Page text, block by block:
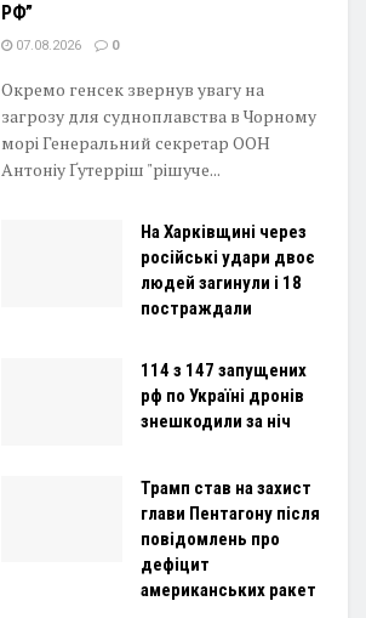
РФ”
07.08.2026 0
Окремо генсек звернув увагу на
загрозу для судноплавства в Чорному
морі Генеральний секретар ООН
Антоніу Ґутерріш "рішуче...
На Харківщині через
російські удари двоє
людей загинули і 18
постраждали
114 з 147 запущених
рф по Україні дронів
знешкодили за ніч
Трамп став на захист
глави Пентагону після
повідомлень про
дефіцит
американських ракет